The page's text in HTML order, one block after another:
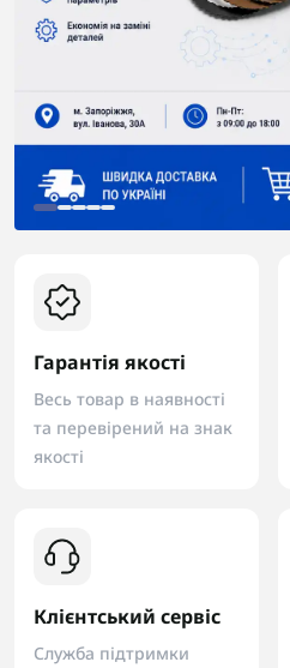
Гарантія якості
Весь товар в наявності
та перевірений на знак
якості
Клієнтський сервіс
Служба підтримки